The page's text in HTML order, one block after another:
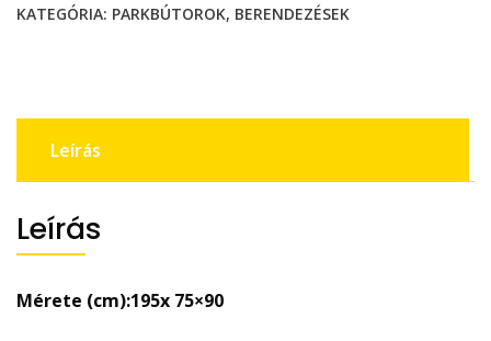
KATEGÓRIA: PARKBÚTOROK, BERENDEZÉSEK
Leírás
Leírás
Mérete (cm):195x 75×90